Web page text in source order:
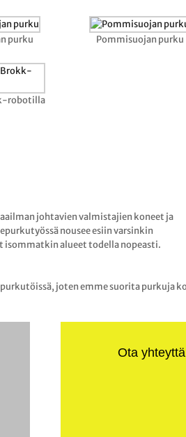
purku Pommisuojan purku
robotilla
johtavien valmistajien koneet ja
nousee esiin varsinkin
isommatkin alueet todella nopeasti.
joten emme suorita purkuja
Ota